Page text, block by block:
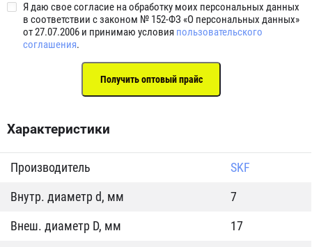
Я даю свое согласие на обработку моих персональных данных
в соответствии с законом № 152-ФЗ «О персональных данных»
от 27.07.2006 и принимаю условия пользовательского
соглашения.
Характеристики
Производитель
SKF
Внутр. диаметр d, мм
7
Внеш. диаметр D, мм
17